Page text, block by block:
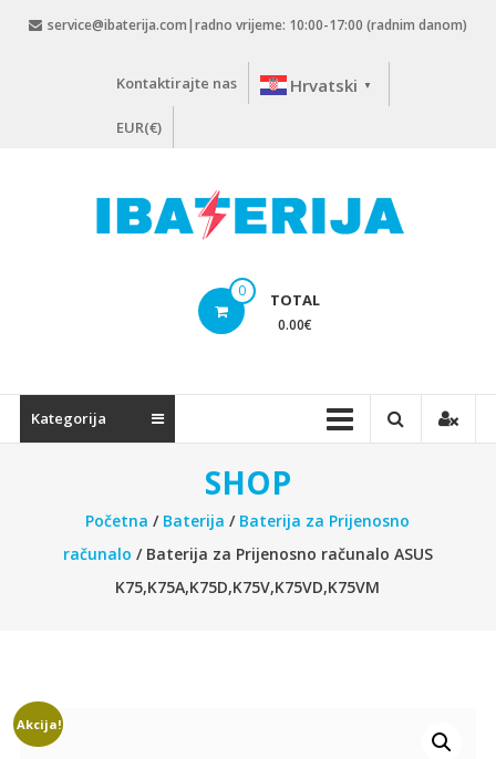
service@ibaterija.com|radno vrijeme: 10:00-17:00 (radnim danom)
Kontaktirajte nas Hrvatski ▼
EUR(€)
0 TOTAL
0.00€
Kategorija
SHOP
Početna / Baterija / Baterija za Prijenosno
računalo / Baterija za Prijenosno računalo ASUS
K75,K75A,K75D,K75V,K75VD,K75VM
Akcija!